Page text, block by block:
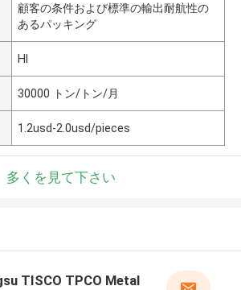
顧客の条件および標準の輸出耐航性の
あるパッキング
Hl
30000 トン/トン/月
1.2usd-2.0usd/pieces
多くを見て下さい
TISCO TPCO Metal